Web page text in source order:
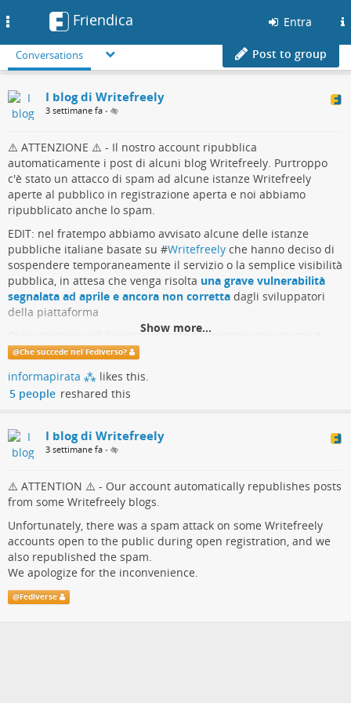
Friendica Entra
Conversations Post to group
I blog di Writefreely
3 settimane fa •
⚠️ ATTENZIONE ⚠️ - Il nostro account ripubblica
automaticamente i post di alcuni blog Writefreely. Purtroppo
c'è stato un attacco di spam ad alcune istanze Writefreely
aperte al pubblico in registrazione aperta e noi abbiamo
ripubblicato anche lo spam.
EDIT: nel fratempo abbiamo avvisato alcune delle istanze
pubbliche italiane basate su #Writefreely che hanno deciso di
sospendere temporaneamente il servizio o la semplice visibilità
pubblica, in attesa che venga risolta una grave vulnerabilità
segnalata ad aprile e ancora non corretta dagli sviluppatori
della piattaforma
Ci scusiamo per il disagio arrecato dal nostro account, ma è
stato proprio grazie a questo disagio che siamo riusciti ad
che Writefreely non presenta strumenti di amministrazione che
consentano agli admin di monitorare puntualmente le attività
Show more...
@Che succede nel Fediverso?
informapirata ⁂ likes this.
5 people reshared this
I blog di Writefreely
3 settimane fa •
⚠️ ATTENTION ⚠️ - Our account automatically republishes posts
from some Writefreely blogs.
Unfortunately, there was a spam attack on some Writefreely
accounts open to the public during open registration, and we
also republished the spam.
We apologize for the inconvenience.
@Fediverse